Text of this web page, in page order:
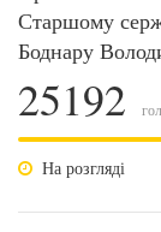
Старшому
Боднару
25192
На розгляді